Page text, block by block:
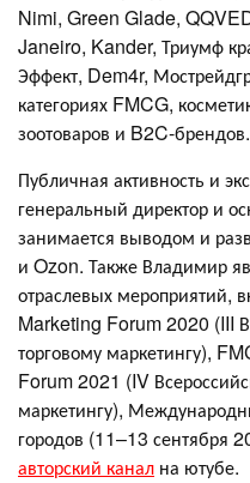
Nimi, Green Glade,
Janeiro, Kander, Триумф
Эффект, Dem4r,
категориях FMCG,
зоотоваров и B2C-брендов.
Публичная активность и
генеральный директор и
занимается выводом и
и Ozon. Также Владимир
отраслевых мероприятий,
Marketing Forum 2020 (III
торговому маркетингу),
Forum 2021 (IV
маркетингу),
городов (11–13 сентября
авторский канал на ютубе.